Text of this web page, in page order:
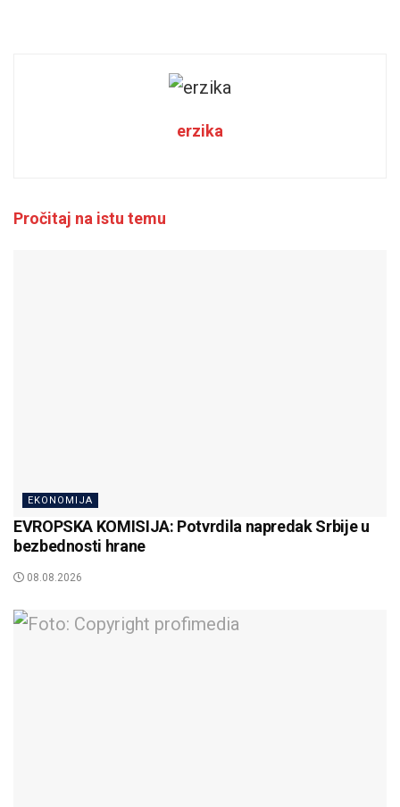
erzika
Pročitaj na istu temu
EKONOMIJA
EVROPSKA KOMISIJA: Potvrdila napredak Srbije u
bezbednosti hrane
08.08.2026